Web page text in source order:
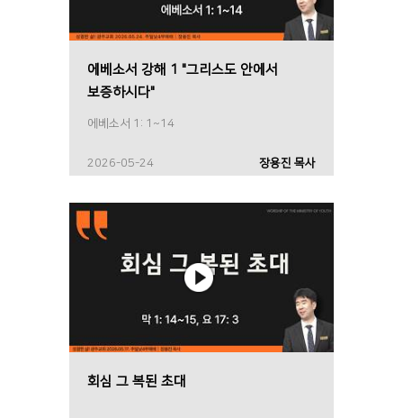
에베소서 강해 1 "그리스도 안에서
보증하시다"
에베소서 1: 1~14
2026-05-24 장용진 목사
회심 그 복된 초대